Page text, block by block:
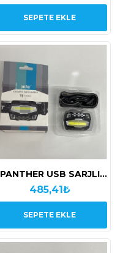
SEPETE EKLE
PANTHER USB SARJLI
SENSÖRLÜ KAFA
LAMBASI 3W LED
485,41₺
SEPETE EKLE